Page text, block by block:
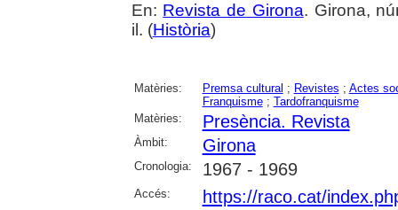
En: Revista de Girona. Girona,
il. (Història)
Matèries: Premsa cultural ; Revistes ; Actes
Franquisme; Tardofranquisme
Matèries:
Presència. Revista
Àmbit: Girona
Cronologia: 1967 - 1969
Accés: https://raco.cat/